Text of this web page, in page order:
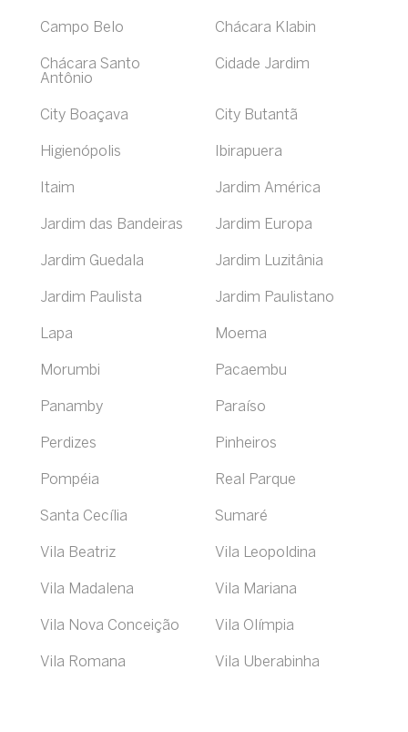
Campo Belo Chácara Klabin
Chácara Santo
Antônio
Cidade Jardim
City Boaçava City Butantã
Higienópolis Ibirapuera
Itaim Jardim América
Jardim das Bandeiras Jardim Europa
Jardim Guedala Jardim Luzitânia
Jardim Paulista Jardim Paulistano
Lapa Moema
Morumbi Pacaembu
Panamby Paraíso
Perdizes Pinheiros
Pompéia Real Parque
Santa Cecília Sumaré
Vila Beatriz Vila Leopoldina
Vila Madalena Vila Mariana
Vila Nova Conceição Vila Olímpia
Vila Romana Vila Uberabinha